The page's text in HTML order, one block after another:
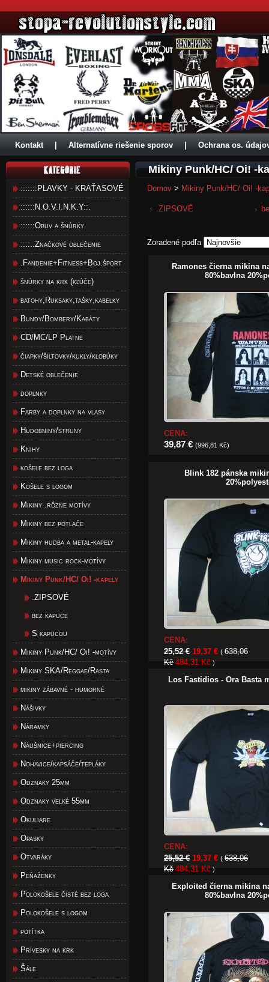
Kontakt Alternatívne riešenie sporov Ochrana os.
:::::::PLAVKY - KRAŤASOVÉ
::::::N.O.V.I.N.K.Y::.
::::::Obuv a šnúrky
::::..Značkové oblečenie
.Fandenie+Fitness+Boj.šport
šnúrky na krk (kľúče)
batohy,Ruksaky,tašky,kabelky
Bundy/Bombery/Kabáty
CD/MC/LP Platne
čiapky/šiltovky/kukly/klobúky
Detské oblečenie
doplnky
Farby a doplnky na vlasy
Hudobniny/struny
Knihy
košele bez loga
Košele s logom
Mikiny .rôzne motívy
Mikiny bez potlače
Mikiny hudba a metal-kapely
Mikiny music rock-motívy
Mikiny Punk/HC/ Oi! -kapely
.ZIPSOVÉ
bez kapuce
S kapucou
Mikiny Punk/HC/ Oi! -motívy
Mikiny SKA/Reggae/Rasta
mikiny zábavné - humorné
Nášivky
Náramky
Náušnice+piercing
Nohavice/kapsáče/tepláky
Odznaky 25mm
Odznaky veľké 55mm
Okuliare
Opasky
Otvaráky
Peňaženky
Polokošele čisté bez loga
Polokošele s logom
potítka
Prívesky na krk
Šále
Mikiny Punk/HC/ Oi! -
Domov > Mikiny Punk/HC/ Oi! -
.ZIPSOVÉ
Zoradené podľa
Ramones čierna mikina
80%bavlna
CENA:
39,87 € (996,81 Kč)
Blink 182 pánska
CENA:
25,52 € 19,37 € ( 638,06
Kč 484,31 Kč )
Los Fastidios - Ora Basta
CENA:
25,52 € 19,37 € ( 638,06
Kč 484,31 Kč )
Exploited čierna mikina
80%bavlna